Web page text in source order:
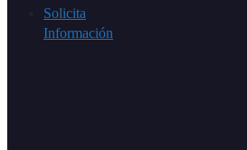
Solicita
Información